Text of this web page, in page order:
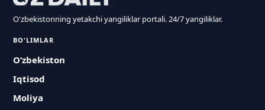
O'zbekistonning yetakchi yangiliklar portali. 24/7 yangiliklar.
BO'LIMLAR
O‘zbekiston
Iqtisod
Moliya